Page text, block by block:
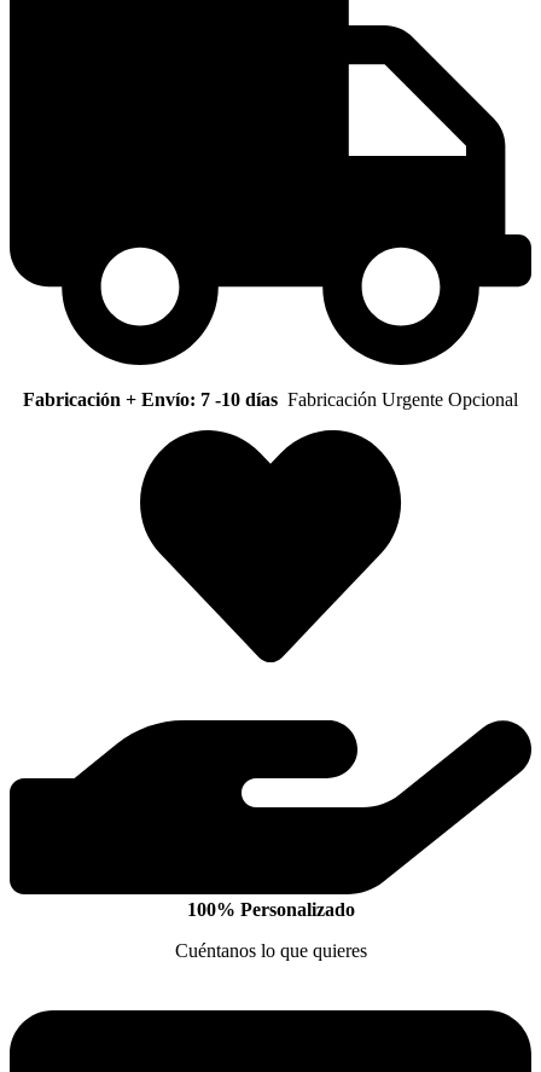
Fabricación + Envío: 7 -10 días Fabricación Urgente Opcional
100% Personalizado
Cuéntanos lo que quieres